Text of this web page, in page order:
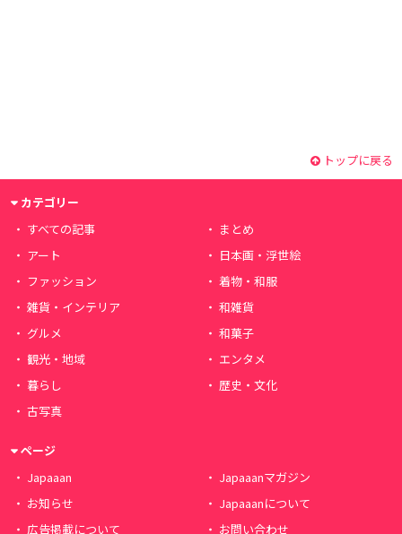
トップに戻る
カテゴリー
すべての記事
まとめ
アート
日本画・浮世絵
ファッション
着物・和服
雑貨・インテリア
和雑貨
グルメ
和菓子
観光・地域
エンタメ
暮らし
歴史・文化
古写真
ページ
Japaaan
Japaaanマガジン
お知らせ
Japaaanについて
広告掲載について
お問い合わせ